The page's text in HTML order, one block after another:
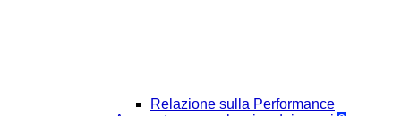
Relazione sulla Performance